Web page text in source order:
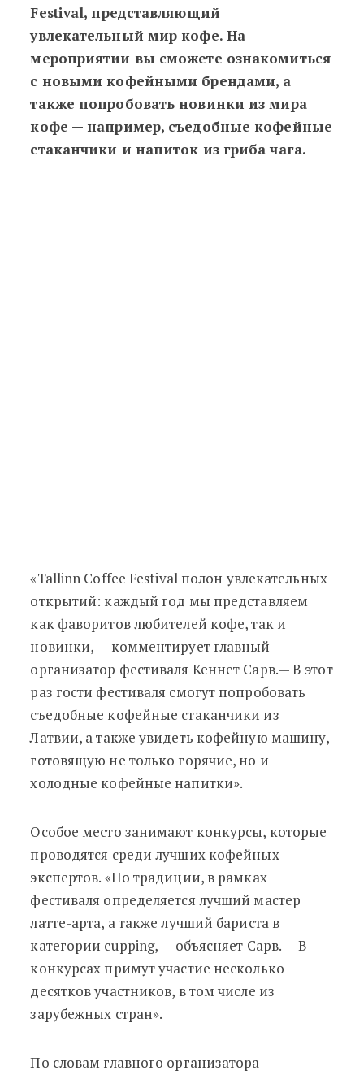
Festival, представляющий
увлекательный мир кофе. На
мероприятии вы сможете ознакомиться
с новыми кофейными брендами, а
также попробовать новинки из мира
кофе — например, съедобные кофейные
стаканчики и напиток из гриба чага.
«Tallinn Coffee Festival полон увлекательных
открытий: каждый год мы представляем
как фаворитов любителей кофе, так и
новинки,— комментирует главный
организатор фестиваля Кеннет Сарв.—В этот
раз гости фестиваля смогут попробовать
съедобные кофейные стаканчики из
Латвии, а также увидеть кофейную машину,
готовящую не только горячие, но и
холодные кофейные напитки».
Особое место занимают конкурсы, которые
проводятся среди лучших кофейных
экспертов. «По традиции, в рамках
фестиваля определяется лучший мастер
латте-арта, а также лучший бариста в
категории cupping,— объясняет Сарв.—В
конкурсах примут участие несколько
десятков участников, в том числе из
зарубежных стран».
По словам главного организатора